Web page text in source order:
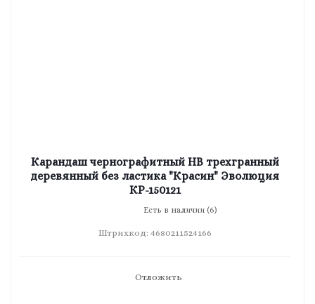
Карандаш чернографитный HB трехгранный
деревянный без ластика "Красин" Эволюция
КР-150121
Есть в наличии (6)
Штрихкод: 4680211524166
Отложить